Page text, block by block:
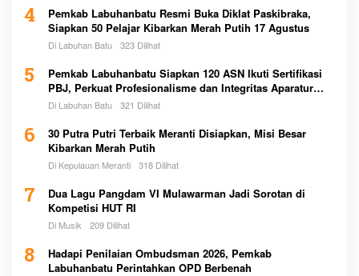
4
Pemkab Labuhanbatu Resmi Buka Diklat Paskibraka,
Siapkan 50 Pelajar Kibarkan Merah Putih 17 Agustus
Di Labuhan Batu 323 Dilihat
5
Pemkab Labuhanbatu Siapkan 120 ASN Ikuti Sertifikasi
PBJ, Perkuat Profesionalisme dan Integritas Aparatur
Pemerintah
Di Labuhan Batu 321 Dilihat
6
30 Putra Putri Terbaik Meranti Disiapkan, Misi Besar
Kibarkan Merah Putih
Di Kepulauan Meranti 318 Dilihat
7
Dua Lagu Pangdam VI Mulawarman Jadi Sorotan di
Kompetisi HUT RI
Di Musik 209 Dilihat
8
Hadapi Penilaian Ombudsman 2026, Pemkab
Labuhanbatu Perintahkan OPD Berbenah